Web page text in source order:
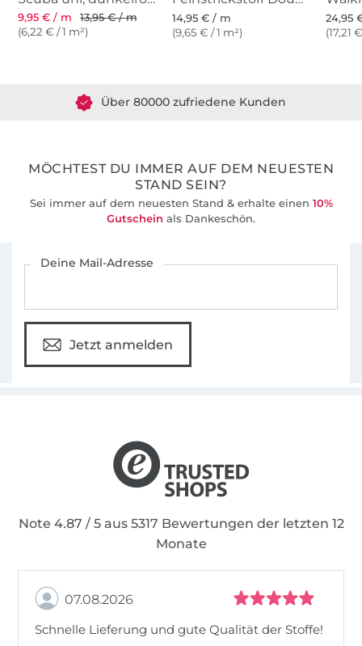
Freude dabei haben wirst, dir dein eigenes
Lieblingsteil zu kreieren und zu nähen, wie wir,
sie mit uns und verlinke uns auf Social Media,
9,95 € / m
13,95 € / m
(6,22 € / 1 m²)
14,95 € / m
(9,65 € / 1 m²)
24,95
(17,21
Über 1.8 Millionen Meter Stoff versandfertig
MÖCHTEST DU IMMER AUF DEM NEUESTEN
STAND SEIN?
Sei immer auf dem neuesten Stand & erhalte einen 10%
Gutschein als Dankeschön.
Deine Mail-Adresse
Jetzt anmelden
Note 4.87 / 5 aus 5317 Bewertungen der letzten 12
Monate
07.08.2026
Schnelle Lieferung und gute Qualität der Stoffe!